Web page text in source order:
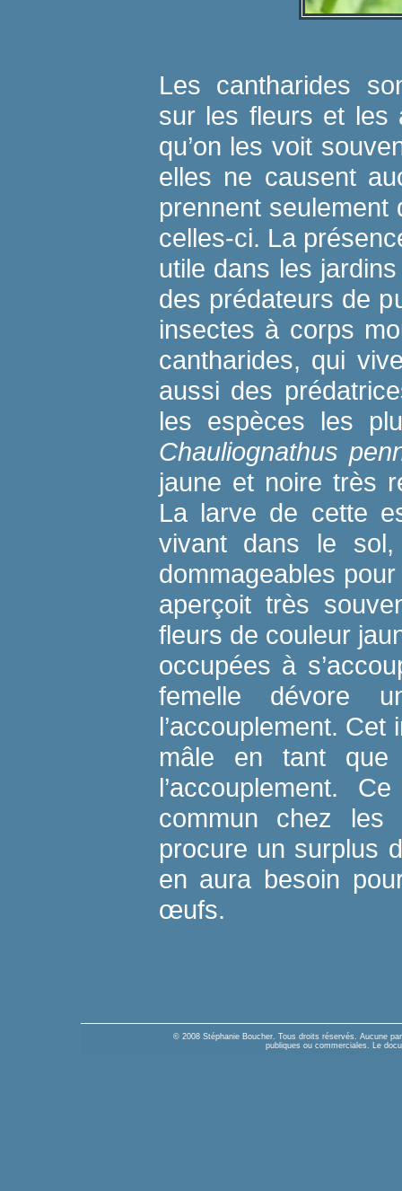
Les cantharides
sur les fleurs et les
qu’on les voit
elles ne causent
prennent
celles-ci. La
utile dans les
des prédateurs de
insectes à corps
cantharides, qui
aussi des
les espèces les
Chauliognathus
jaune et noire très
La larve de cette
vivant dans le sol,
dommageables
aperçoit très
fleurs de couleur
occupées à
femelle dévore
l’accouplement.
mâle en tant
l’accouplement.
commun chez les
procure un surplus
en aura besoin
œufs.
© 2008 Stéphanie Boucher. Tous droits réservés. Aucune
publiques ou commerciales. Le